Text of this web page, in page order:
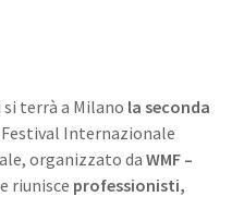
terrà a Milano la seconda
Internazionale
organizzato daWMF –
riunisce professionisti,